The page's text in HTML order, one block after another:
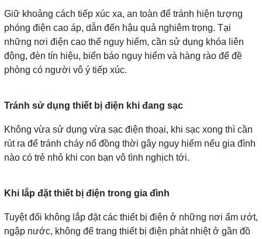
Giữ khoảng cách tiếp xúc xa, an toàn để tránh hiện tượng
phóng điện cao áp, dẫn đến hậu quả nghiêm trọng. Tại
những nơi điện cao thế nguy hiểm, cần sử dụng khóa liên
động, đèn tín hiệu, biển báo nguy hiểm và hàng rào để đề
phòng có người vô ý tiếp xúc.
Tránh sử dụng thiết bị điện khi đang sạc
Không vừa sử dụng vừa sạc điện thoại, khi sạc xong thì cần
rút ra để tránh cháy nổ đồng thời gây nguy hiểm nếu gia đình
nào có trẻ nhỏ khi con bạn vô tình nghịch tới.
Khi lắp đặt thiết bị điện trong gia đình
Tuyệt đối không lắp đặt các thiết bị điện ở những nơi ẩm ướt,
ngập nước, không để trang thiết bị điện phát nhiệt ở gần đồ